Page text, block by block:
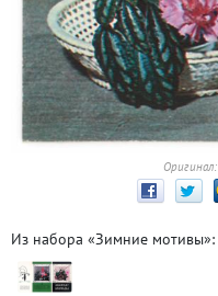
Оригинал:
Из набора «Зимние мотивы»: